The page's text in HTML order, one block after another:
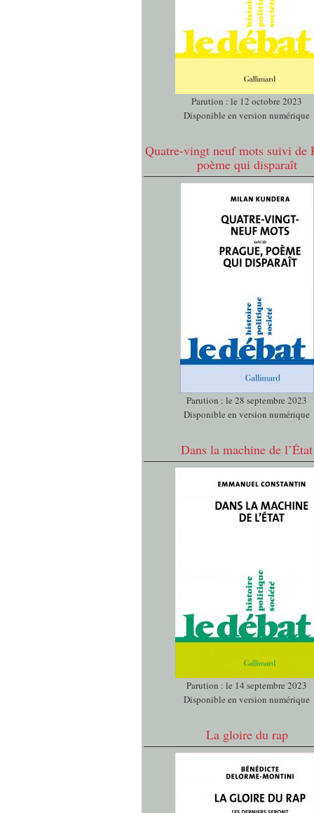
Parution : le 12 octobre 2023
Disponible en version numérique
Quatre-vingt neuf mots suivi de
poème qui disparaît
Parution : le 28 septembre 2023
Disponible en version numérique
Dans la machine de l’État
Parution : le 14 septembre 2023
Disponible en version numérique
La gloire du rap